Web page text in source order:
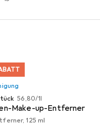
EUR
56,80/1l
Make-up-Entferner
125 ml